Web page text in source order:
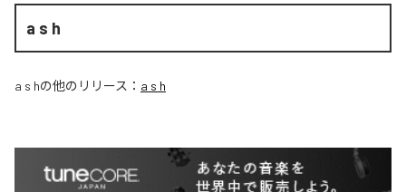
a s h
a s hの他のリリース： a s h